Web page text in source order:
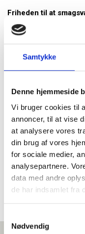
Samtykke
Denne hjemmeside
Vi bruger cookies til
annoncer, til at vise
at analysere vores
din brug af vores
for sociale medier,
analysepartnere.
data med andre
de har indsamlet fra
Nødvendig
Friheden til at
Det har aldrig været
farve, så du kan give
Perfekt til
En creme skabt til
Helt uden farve
Kan blandes
Velegnet til
nøddecremer
Let at tilpasse
Udviklet til